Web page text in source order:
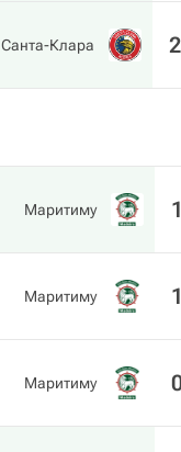
Санта-Клара 2
Маритиму 1
Маритиму 1
Маритиму